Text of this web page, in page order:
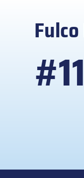
Fulco
#11